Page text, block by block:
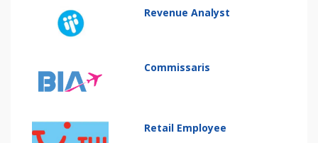
Revenue Analyst
Commissaris
Retail Employee